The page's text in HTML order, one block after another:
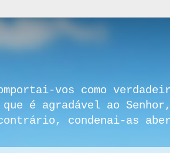
vos como
é agradável ao
condenai-as